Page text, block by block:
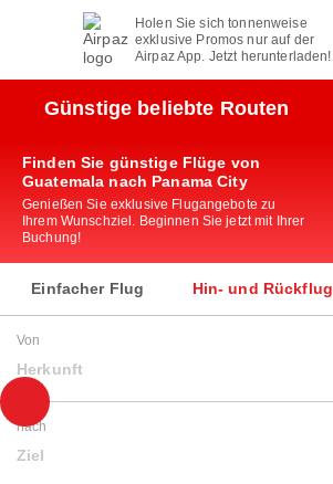
Holen Sie sich tonnenweise
exklusive Promos nur auf der
Airpaz App. Jetzt herunterladen!
Günstige beliebte Routen
Finden Sie günstige Flüge von
Guatemala nach Panama City
Genießen Sie exklusive Flugangebote zu
Ihrem Wunschziel. Beginnen Sie jetzt mit Ihrer
Buchung!
Einfacher Flug Hin- und Rückflug
Von
Herkunft
nach
Ziel